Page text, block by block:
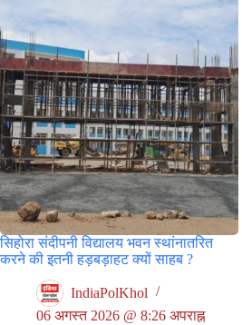
सिहोरा संदीपनी विद्यालय भवन स्थांनातरित
करने की इतनी हड़बड़ाहट क्यों साहब ?
IndiaPolKhol
06 अगस्त 2026 @ 8:26 अपराह्न